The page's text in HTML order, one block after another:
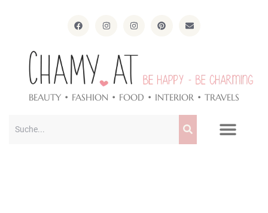
BEAUTY • FASHION • FOOD • INTERIOR • TRAVELS